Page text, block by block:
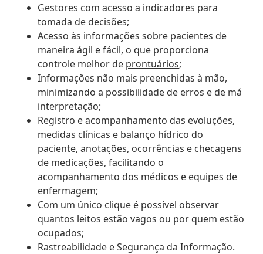
Gestores com acesso a indicadores para
tomada de decisões;
Acesso às informações sobre pacientes de
maneira ágil e fácil, o que proporciona
controle melhor de prontuários;
Informações não mais preenchidas à mão,
minimizando a possibilidade de erros e de má
interpretação;
Registro e acompanhamento das evoluções,
medidas clínicas e balanço hídrico do
paciente, anotações, ocorrências e checagens
de medicações, facilitando o
acompanhamento dos médicos e equipes de
enfermagem;
Com um único clique é possível observar
quantos leitos estão vagos ou por quem estão
ocupados;
Rastreabilidade e Segurança da Informação.